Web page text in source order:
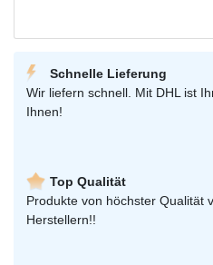
Schnelle Lieferung
Wir liefern schnell. Mit DHL ist
Ihnen!
Top Qualität
Produkte von höchster Qualität
Herstellern!!